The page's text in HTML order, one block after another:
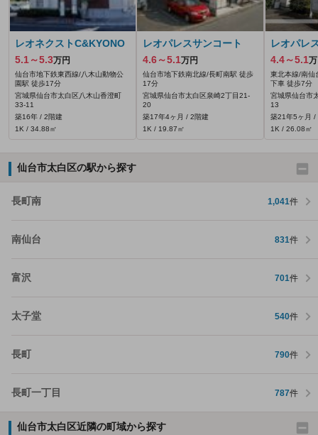
レオネクストC&KYONO
5.1～5.3万円
仙台市地下鉄東西線/八木山動物公
園駅 徒歩17分
宮城県仙台市太白区八木山香澄町
33-11
築16年 / 2階建
1K / 34.88㎡
レオパレスサンコート
4.6～5.1万円
仙台市地下鉄南北線/長町南駅 徒歩
17分
宮城県仙台市太白区泉崎2丁目21-
20
築17年4ヶ月 / 2階建
1K / 19.87㎡
レオパレ
4.4～5.1
東北本線/南仙
下車 徒歩7分
宮城県仙台市
13
築21年5ヶ月 /
1K / 26.08㎡
仙台市太白区の駅から探す
長町南 1,041件
南仙台 831件
富沢 701件
太子堂 540件
長町 790件
長町一丁目 787件
仙台市太白区近隣の町域から探す